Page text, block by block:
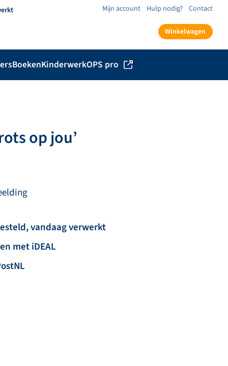
Mijn account Hulp nodig? Contact
Winkelwagen
BoekenKinderwerkOPS pro
op jou’
vandaag verwerkt
met iDEAL